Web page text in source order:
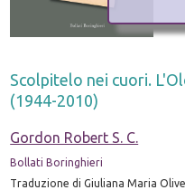
Scolpitelo nei cuori.
(1944-2010)
Gordon Robert S. C.
Bollati Boringhieri
Traduzione di Giuliana Maria